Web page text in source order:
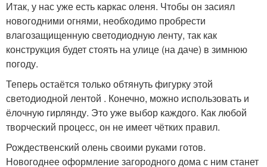
Итак, у нас уже есть каркас оленя. Чтобы он засиял
новогодними огнями, необходимо пробрести
влагозащищенную светодиодную ленту, так как
конструкция будет стоять на улице (на даче) в зимнюю
погоду.
Теперь остаётся только обтянуть фигурку этой
светодиодной лентой . Конечно, можно использовать и
ёлочную гирлянду. Это уже выбор каждого. Как любой
творческий процесс, он не имеет чётких правил.
Рождественский олень своими руками готов.
Новогоднее оформление загородного дома с ним станет